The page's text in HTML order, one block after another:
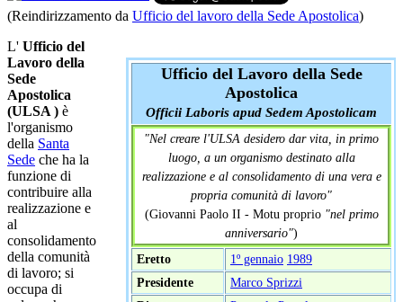
(Reindirizzamento da Ufficio del lavoro della Sede Apostolica)
Ufficio del Lavoro della Sede
Apostolica
Officii Laboris apud Sedem Apostolicam
"Nel creare l'ULSA desidero dar vita, in primo
luogo, a un organismo destinato alla
realizzazione e al consolidamento di una vera e
propria comunità di lavoro"
(Giovanni Paolo II - Motu proprio "nel primo
anniversario")
Eretto
1º gennaio 1989
Presidente
Marco Sprizzi
L' Ufficio del
Lavoro della
Sede
Apostolica
(ULSA ) è
l'organismo
della Santa
Sede che ha la
funzione di
contribuire alla
realizzazione e
al
consolidamento
della comunità
di lavoro; si
occupa di